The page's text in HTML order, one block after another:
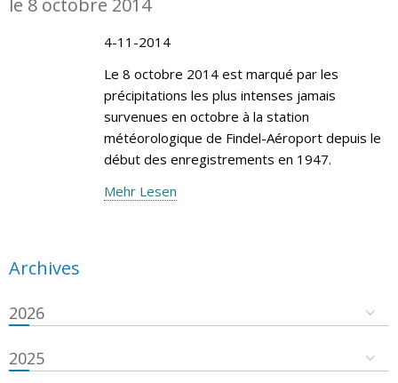
4-11-2014
Le 8 octobre 2014 est marqué par les
précipitations les plus intenses jamais
survenues en octobre à la station
météorologique de Findel-Aéroport depuis le
début des enregistrements en 1947.
Mehr Lesen
Archives
2026
2025